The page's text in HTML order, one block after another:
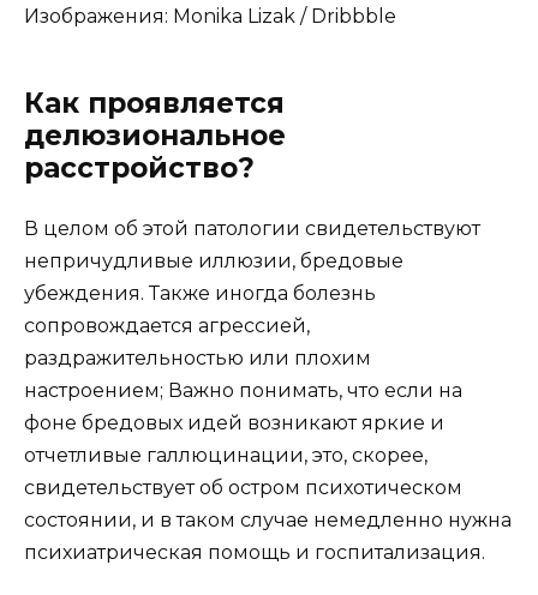
Изображения: Monika Lizak / Dribbble
Как проявляется
делюзиональное
расстройство?
В целом об этой патологии свидетельствуют
непричудливые иллюзии, бредовые
убеждения. Также иногда болезнь
сопровождается агрессией,
раздражительностью или плохим
настроением; Важно понимать, что если на
фоне бредовых идей возникают яркие и
отчетливые галлюцинации, это, скорее,
свидетельствует об остром психотическом
состоянии, и в таком случае немедленно нужна
психиатрическая помощь и госпитализация.